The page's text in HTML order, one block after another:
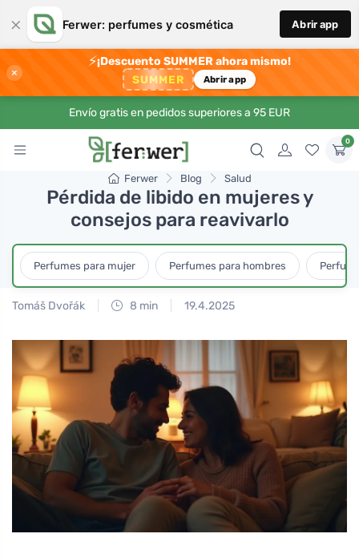
× Ferwer: perfumes y cosmética Abrir app
×
⚡¡Descuento SUMMER ahora mismo!
SUMMER Abrir app
Envío gratis en pedidos superiores a 95 EUR
0
Ferwer Blog Salud
Pérdida de libido en mujeres y
consejos para reavivarlo
Perfumes para mujer Perfumes para hombres
Tomáš Dvořák 8 min 19.4.2025